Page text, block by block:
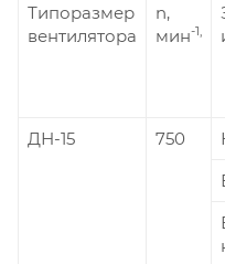
Типоразмер
вентилятора
n,
мин-1,
ДН-15
750